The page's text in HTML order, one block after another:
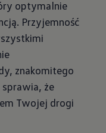
optymalnie
Przyjemność
znakomitego
że
Twojej drogi